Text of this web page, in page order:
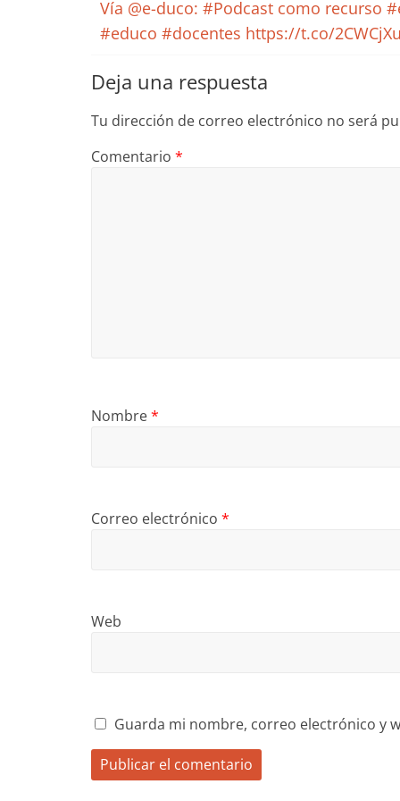
Vía @e-duco: #Podcast como recurso
#educo #docentes https://t.co/
Deja una respuesta
Tu dirección de correo electrónico no será
Comentario *
Nombre*
Correo electrónico *
Web
Guarda mi nombre, correo electrónico y